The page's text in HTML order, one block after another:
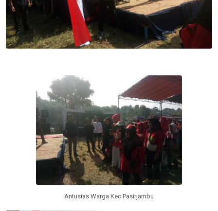
Antusias Warga Kec Pasirjambu